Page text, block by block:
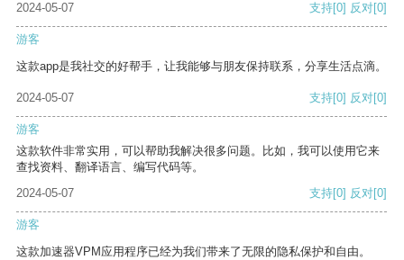
2024-05-07 支持[0] 反对[0]
游客
这款app是我社交的好帮手，让我能够与朋友保持联系，分享生活点滴。
2024-05-07 支持[0] 反对[0]
游客
这款软件非常实用，可以帮助我解决很多问题。比如，我可以使用它来
查找资料、翻译语言、编写代码等。
2024-05-07
支持[0] 反对[0]
游客
这款加速器VPM应用程序已经为我们带来了无限的隐私保护和自由。